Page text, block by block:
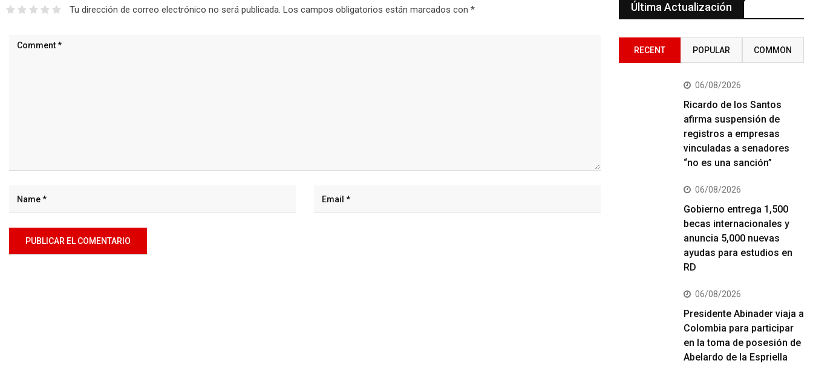
Tu dirección de correo electrónico no será publicada. Los campos obligatorios están marcados con * Última Actualización
RECENT POPULAR COMMON
06/08/2026
Ricardo de los Santos
afirma suspensión de
registros a empresas
vinculadas a senadores
“no es una sanción”
06/08/2026
Gobierno entrega 1,500
becas internacionales y
anuncia 5,000 nuevas
ayudas para estudios en
RD
06/08/2026
Presidente Abinader viaja a
Colombia para participar
en la toma de posesión de
Abelardo de la Espriella